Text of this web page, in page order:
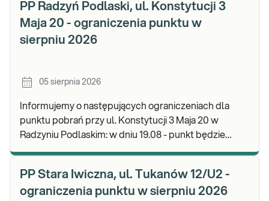
PP Radzyń Podlaski, ul. Konstytucji 3
Maja 20 - ograniczenia punktu w
sierpniu 2026
05 sierpnia 2026
Informujemy o następujących ograniczeniach dla
punktu pobrań przy ul. Konstytucji 3 Maja 20 w
Radzyniu Podlaskim: w dniu 19.08 - punkt będzie
PP Stara Iwiczna, ul. Tukanów 12/U2 -
ograniczenia punktu w sierpniu 2026